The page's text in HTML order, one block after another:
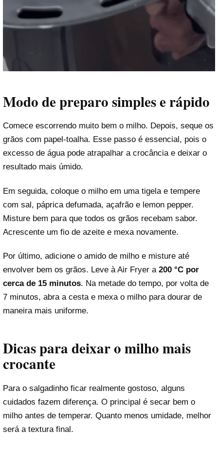
Modo de preparo simples e rápido
Comece escorrendo muito bem o milho. Depois, seque os
grãos com papel-toalha. Esse passo é essencial, pois o
excesso de água pode atrapalhar a crocância e deixar o
resultado mais úmido.
Em seguida, coloque o milho em uma tigela e tempere
com sal, páprica defumada, açafrão e lemon pepper.
Misture bem para que todos os grãos recebam sabor.
Acrescente um fio de azeite e mexa novamente.
Por último, adicione o amido de milho e misture até
envolver bem os grãos. Leve à Air Fryer a 200 °C por
cerca de 15 minutos. Na metade do tempo, por volta de
7 minutos, abra a cesta e mexa o milho para dourar de
maneira mais uniforme.
Dicas para deixar o milho mais
crocante
Para o salgadinho ficar realmente gostoso, alguns
cuidados fazem diferença. O principal é secar bem o
milho antes de temperar. Quanto menos umidade, melhor
será a textura final.